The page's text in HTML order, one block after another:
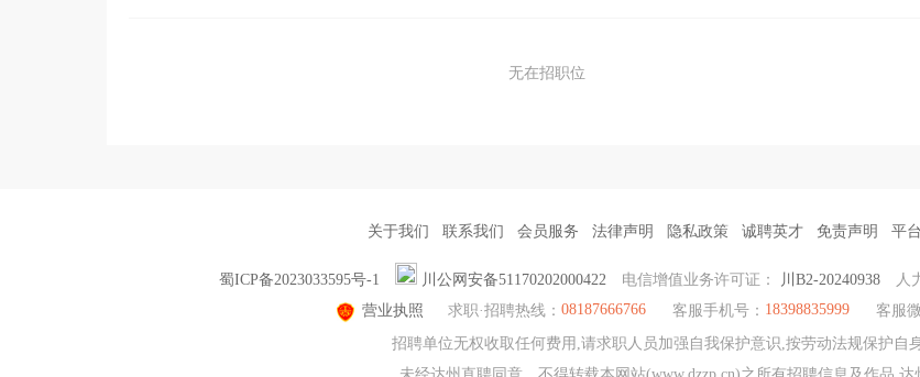
无在招职位
关于我们 联系我们 会员服务 法律声明 隐私政策 诚聘英才 免责声明 平
蜀ICP备2023033595号-1 川公网安备51170202000422 电信增值业务许可证： 川B2-20240938 人
营业执照
求职·招聘热线： 08187666766 客服手机号： 18398835999 客服
招聘单位无权收取任何费用,请求职人员加强自我保护意识,按劳动法规保护自